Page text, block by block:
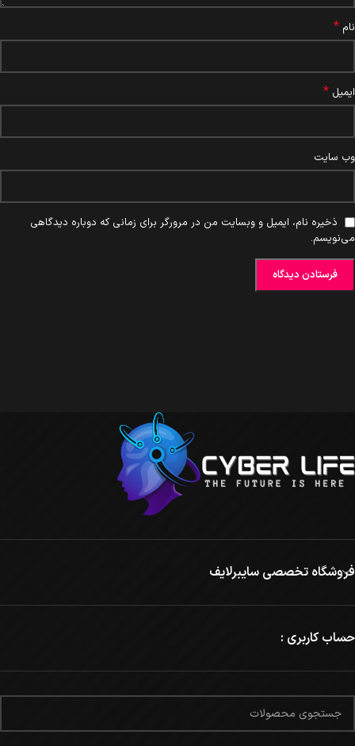
نام *
ایمیل *
وب‌ سایت
ذخیره نام، ایمیل و وبسایت من در مرورگر برای زمانی که دوباره دیدگاهی
می‌نویسم.
فروشگاه تخصصی سایبرلایف
حساب کاربری :